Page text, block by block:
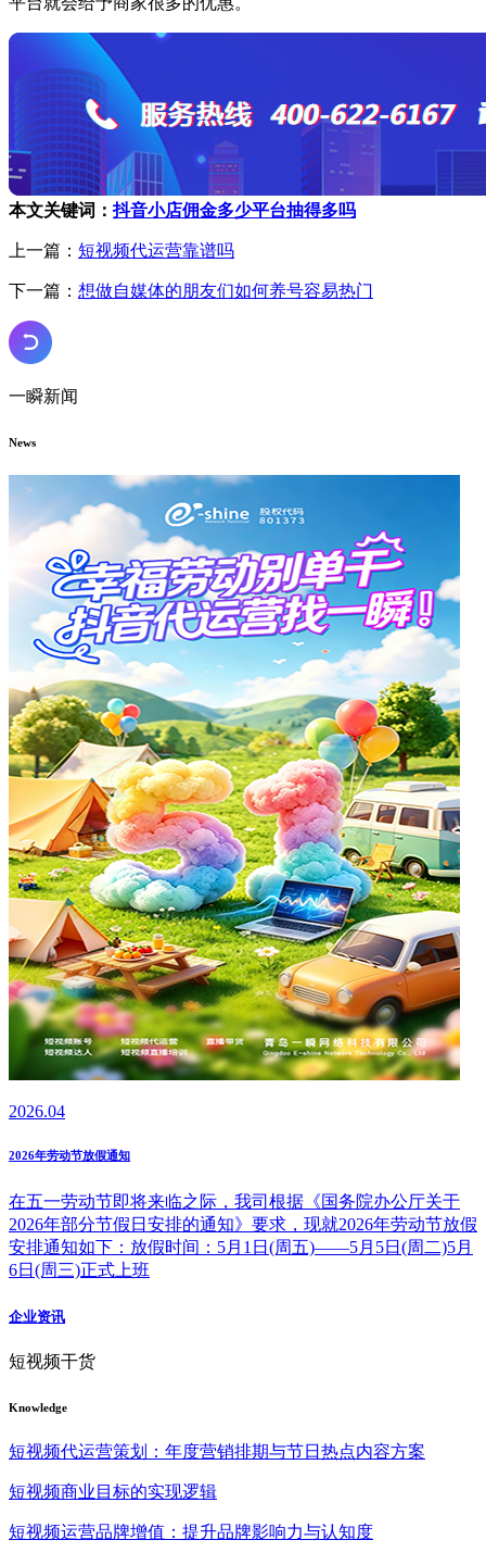
本文关键词：抖音小店佣金多少平台抽得多吗
上一篇： 短视频代运营靠谱吗
下一篇： 想做自媒体的朋友们如何养号容易热门
一瞬新闻
News
2026.04
2026年劳动节放假通知
在五一劳动节即将来临之际，我司根据《国务院办公厅关于
2026年部分节假日安排的通知》要求，现就2026年劳动节放假
安排通知如下：放假时间：5月1日(周五)——5月5日(周二)5月
6日(周三)正式上班
企业资讯
短视频干货
Knowledge
短视频代运营策划：年度营销排期与节日热点内容方案
短视频商业目标的实现逻辑
短视频运营品牌增值：提升品牌影响力与认知度